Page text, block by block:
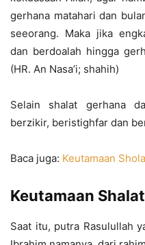
gerhana matahari dan
seeorang. Maka jika
dan berdoalah hingga
(HR. An Nasa’i; shahih)
Selain shalat gerhana
berzikir, beristighfar dan
Baca juga: Keutamaan
Keutamaan
Saat itu, putra Rasulullah